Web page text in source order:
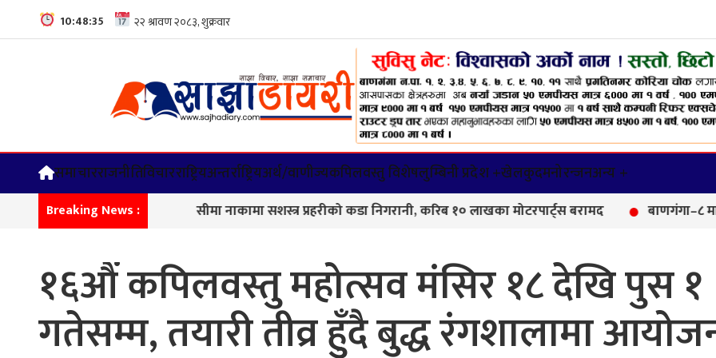
10:48:36
समाचारराजनीतिविचारराष्ट्रियअन्तर्राष्ट्रियअर्थ/वाणीज्यकपिलवस्तु विशेषलुम्बिनी प्रदेश +खेलकुदमनोरन्जनअन्य +
Breaking News :सीमा नाकामा सशस्त्र प्रहरीको कडा निगरानी, करिब १० लाखका मोटरपार्ट्स बरामद बाणगंगा–८ मा आयुर्वेद
१६औं कपिलवस्तु महोत्सव मंसिर १८ देखि पुस १
गतेसम्म, तयारी तीव्र हुँदै बुद्ध रंगशालामा